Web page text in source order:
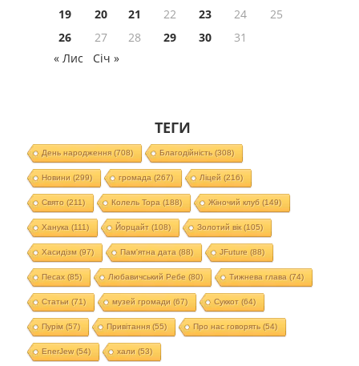
19
20 21 22 23 24
25
26
27 28 29 30
31
« Лис
Січ »
ТЕГИ
День народження(708) Благодійність(308)
Новини (299) громада (267) Ліцей (216)
Свято (211) Колель Тора (188) Жіночий клуб (149)
Ханука (111) Йорцайт (108) Золотий вік(105)
Хасидізм (97) Пам'ятна дата (88) JFuture (88)
Песах(85) Любавичський Ребе (80) Тижнева глава (74)
Статьи (71) музей громади (67) Суккот (64)
Пурім (57) Привітання(55) Про нас говорять(54)
EnerJew(54) хали (53)